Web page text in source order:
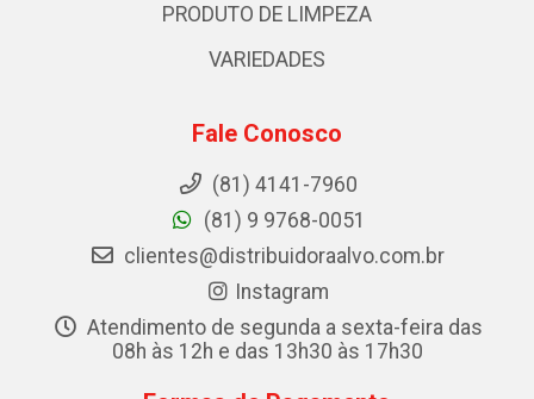
PRODUTO DE LIMPEZA
VARIEDADES
Fale Conosco
(81) 4141-7960
(81) 9 9768-0051
clientes@distribuidoraalvo.com.br
Instagram
Atendimento de segunda a sexta-feira das
08h às 12h e das 13h30 às 17h30